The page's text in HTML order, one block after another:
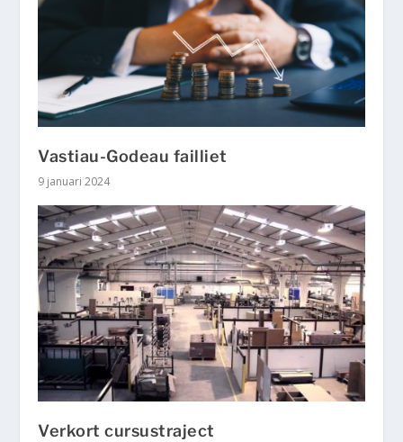
Vastiau-Godeau failliet
9 januari 2024
Verkort cursustraject